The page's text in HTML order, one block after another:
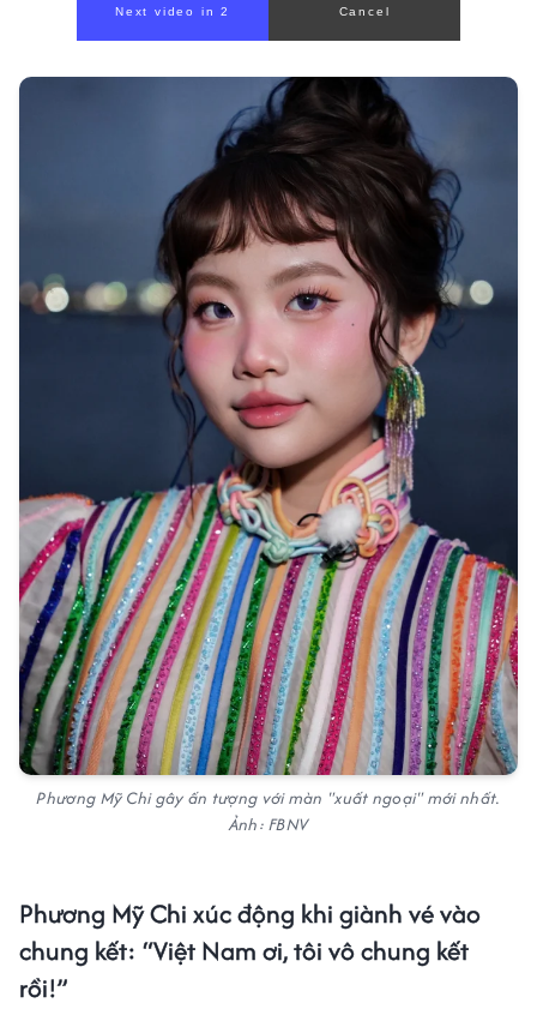
Phương Mỹ Chi gây ấn tượng với màn "xuất ngoại" mới nhất.
Ảnh: FBNV
Phương Mỹ Chi xúc động khi giành vé vào
chung kết: “Việt Nam ơi, tôi vô chung kết
rồi!”